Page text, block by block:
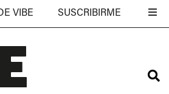
VIBE SUSCRIBIRME